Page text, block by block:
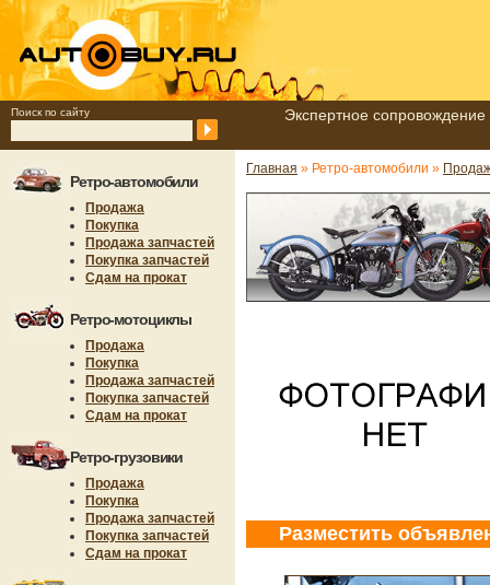
Поиск по сайту Экспертное
Ретро-автомобили
Продажа
Покупка
Продажа запчастей
Покупка запчастей
Сдам на прокат
Ретро-мотоциклы
Продажа
Покупка
Продажа запчастей
Покупка запчастей
Сдам на прокат
Ретро-грузовики
Продажа
Покупка
Продажа запчастей
Покупка запчастей
Сдам на прокат
Главная » Ретро-автомобили »
Разместить